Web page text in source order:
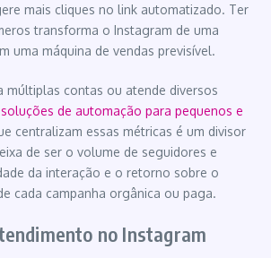
mais cliques no link automatizado. Ter
transforma o Instagram de uma
uma máquina de vendas previsível.
múltiplas contas ou atende diversos
soluções de automação para pequenos e
centralizam essas métricas é um divisor
de ser o volume de seguidores e
da interação e o retorno sobre o
cada campanha orgânica ou paga.
no Instagram